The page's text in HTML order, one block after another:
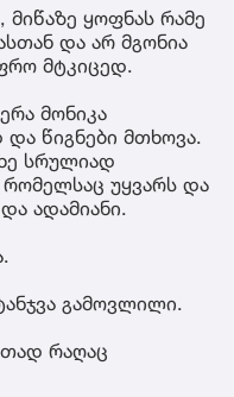
მიწაზე ყოფნას რამე
და არ მგონია
მტკიცედ.
მონიკა
წიგნები მთხოვა.
სრულიად
უყვარს და
ადამიანი.
გამოვლილი.
რაღაც